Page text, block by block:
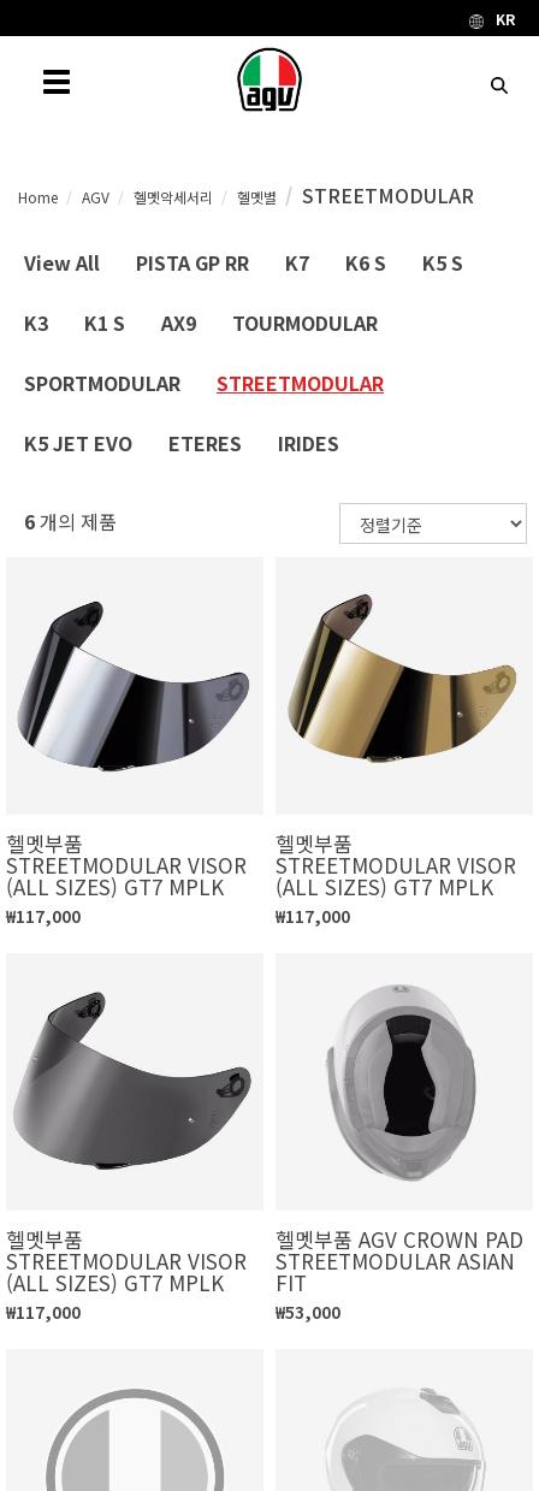
KR
Toggle navigation
Home AGV 헬멧악세서리 헬멧별 STREETMODULAR
View All PISTA GP RR K7 K6 S K5 S
K3 K1 S AX9 TOURMODULAR
SPORTMODULAR STREETMODULAR
K5 JET EVO ETERES IRIDES
6개의 제품
헬멧부품
STREETMODULAR VISOR
(ALL SIZES) GT7 MPLK
₩117,000
헬멧부품
STREETMODULAR VISOR
(ALL SIZES) GT7 MPLK
₩117,000
헬멧부품
STREETMODULAR VISOR
(ALL SIZES) GT7 MPLK
₩117,000
헬멧부품 AGV CROWN PAD
STREETMODULAR ASIAN
FIT
₩53,000